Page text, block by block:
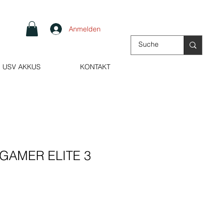
USV AKKUS KONTAKT
Anmelden
ELITE 3